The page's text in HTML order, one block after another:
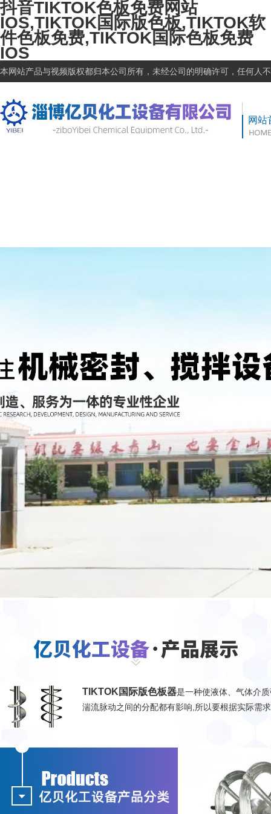
抖音TIKTOK色板免费网站
IOS,TIKTOK国际版色板,TIKTOK软
件色板免费,TIKTOK国际色板免费
IOS
本网站产品与视频版权都归本公司所有，未经公司的明确许可，任何人
网站
TIKTOK国际版色板器是一种使液体、气体介
湍流脉动之间的分配都有影响,所以要根据实际需求来